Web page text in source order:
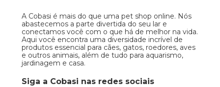
A Cobasi é mais do que uma pet shop online. Nós
abastecemos a parte divertida do seu lar e
conectamos você com o que há de melhor na vida.
Aqui você encontra uma diversidade incrível de
produtos essencial para cães, gatos, roedores, aves
e outros animais, além de tudo para aquarismo,
jardinagem e casa.
Siga a Cobasi nas redes sociais